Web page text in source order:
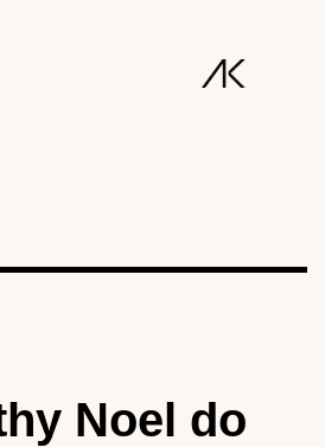
Noel do